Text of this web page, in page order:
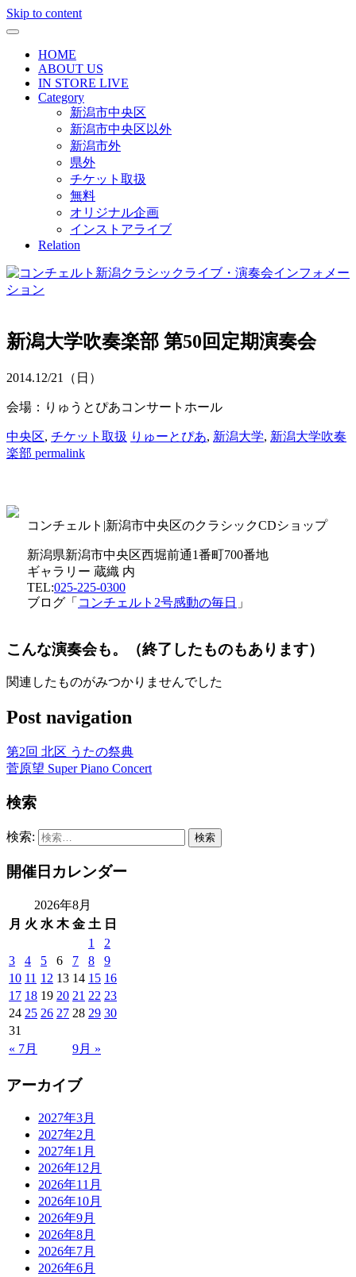
Skip to content
HOME
ABOUT US
IN STORE LIVE
Category
新潟市中央区
新潟市中央区以外
新潟市外
県外
チケット取扱
無料
オリジナル企画
インストアライブ
Relation
新潟大学吹奏楽部 第50回定期演奏会
2014.12/21 （日）
会場：りゅうとぴあコンサートホール
中央区, チケット取扱 りゅーとぴあ, 新潟大学, 新潟大学吹奏
楽部 permalink
コンチェルト|新潟市中央区のクラシックCDショップ
新潟県新潟市中央区西堀前通1番町700番地
ギャラリー 蔵織 内
TEL:025-225-0300
ブログ「 コンチェルト2号感動の毎日 」
こんな演奏会も。（終了したものもあります）
関連したものがみつかりませんでした
Post navigation
第2回 北区 うたの祭典
菅原望 Super Piano Concert
検索
検索:
開催日カレンダー
2026年8月
月 火 水 木 金 土 日
« 7月 9月 »
1
2
3
4 5 6 7 8
9
10 11 12 13 14 15 16
17 18 19 20 21 22 23
24 25 26 27 28 29 30
31
アーカイブ
2027年3月
2027年2月
2027年1月
2026年12月
2026年11月
2026年10月
2026年9月
2026年8月
2026年7月
2026年6月